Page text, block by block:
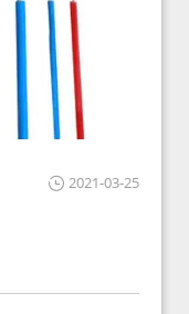
2021-03-25